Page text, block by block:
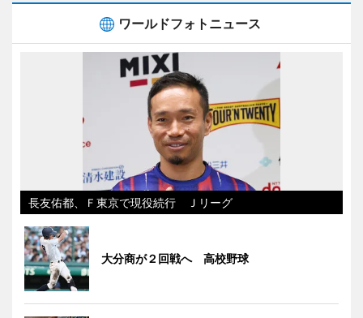
ワールドフォトニュース
長友佑都、Ｆ東京で現役続行 Ｊリーグ
大分商が２回戦へ 高校野球